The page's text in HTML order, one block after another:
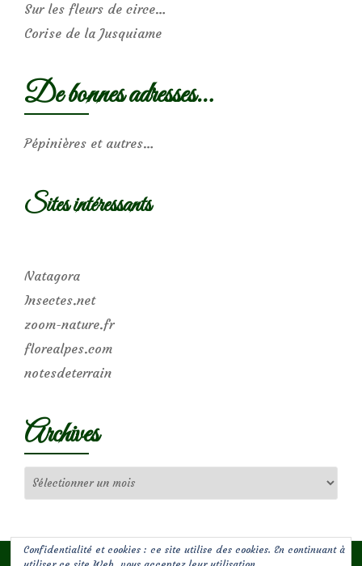
Sur les fleurs de circe…
Corise de la Jusquiame
De bonnes adresses…
Pépinières et autres…
Sites intéressants
Natagora
Insectes.net
zoom-nature.fr
florealpes.com
notesdeterrain
Archives
Confidentialité et cookies : ce site utilise des cookies. En continuant à